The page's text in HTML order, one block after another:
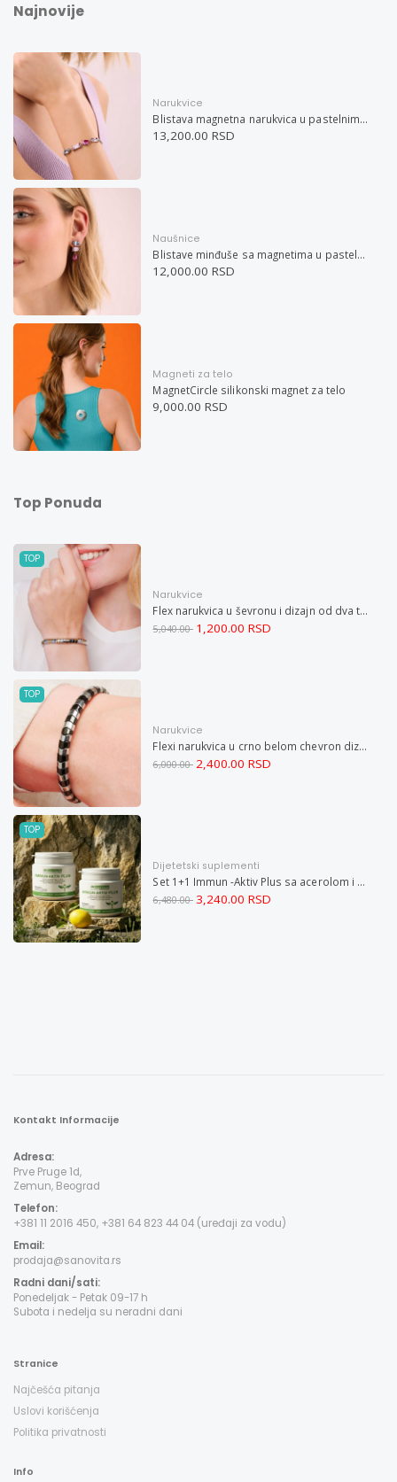
Najnovije
Narukvice
Blistava magnetna narukvica u pastelnim bojama
13,200.00 RSD
Naušnice
Blistave minđuše sa magnetima u pastelnim bojama
12,000.00 RSD
Magneti za telo
MagnetCircle silikonski magnet za telo
9,000.00 RSD
Top Ponuda
TOP
Narukvice
Flex narukvica u ševronu i dizajn od dva tona XXL
5,040.00 1,200.00 RSD
TOP
Narukvice
Flexi narukvica u crno belom chevron dizajnu M
6,000.00 2,400.00 RSD
TOP
Dijetetski suplementi
Set 1+1 Immun -Aktiv Plus sa acerolom i cinkom
6,480.00 3,240.00 RSD
Kontakt Informacije
Adresa:
Prve Pruge 1d,
Zemun, Beograd
Telefon:
+381 11 2016 450, +381 64 823 44 04 (uređaji za vodu)
Email:
prodaja@sanovita.rs
Radni dani/sati:
Ponedeljak - Petak 09-17 h
Subota i nedelja su neradni dani
Stranice
Najčešća pitanja
Uslovi korišćenja
Politika privatnosti
Info